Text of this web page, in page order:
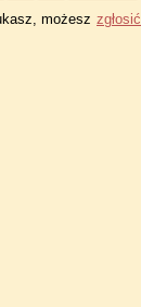
możesz zgłosić